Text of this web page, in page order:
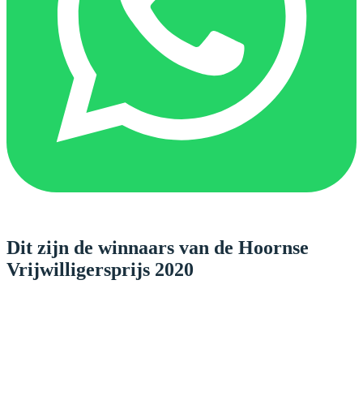
Dit zijn de winnaars van de Hoornse
Vrijwilligersprijs 2020